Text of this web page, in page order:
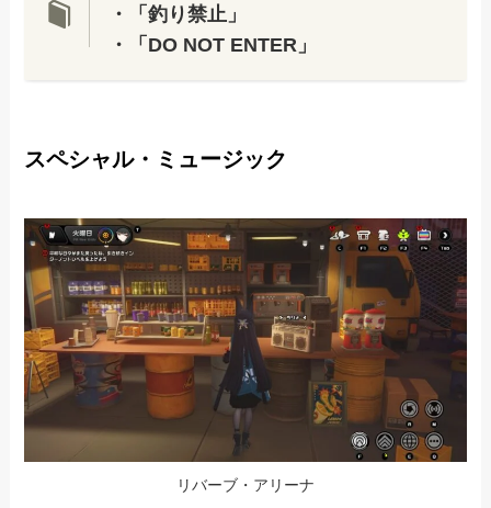
・「釣り禁止」
・「DO NOT ENTER」
スペシャル・ミュージック
リバーブ・アリーナ